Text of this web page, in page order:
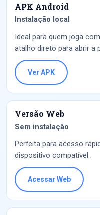
APK Android
Instalação local
Ideal para quem joga
atalho direto para abrir a
Ver APK
Versão Web
Sem instalação
Perfeita para acesso
dispositivo compatível.
Acessar Web